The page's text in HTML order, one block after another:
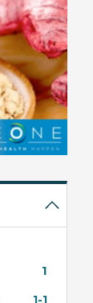
1
1-1